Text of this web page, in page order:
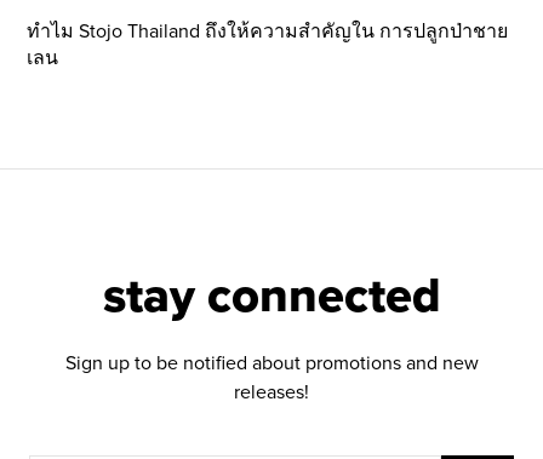
ทำไม Stojo Thailand ถึงให้ความสำคัญใน การปลูกป่าชาย
เลน
stay connected
Sign up to be notified about promotions and new
releases!